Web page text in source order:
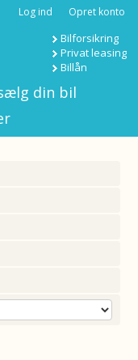
Log ind Opret konto
Bilforsikring
Privat leasing
Billån
din bil